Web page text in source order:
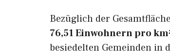
Bezüglich der
76,51 Einwohnern pro
besiedelten Gemeinden in